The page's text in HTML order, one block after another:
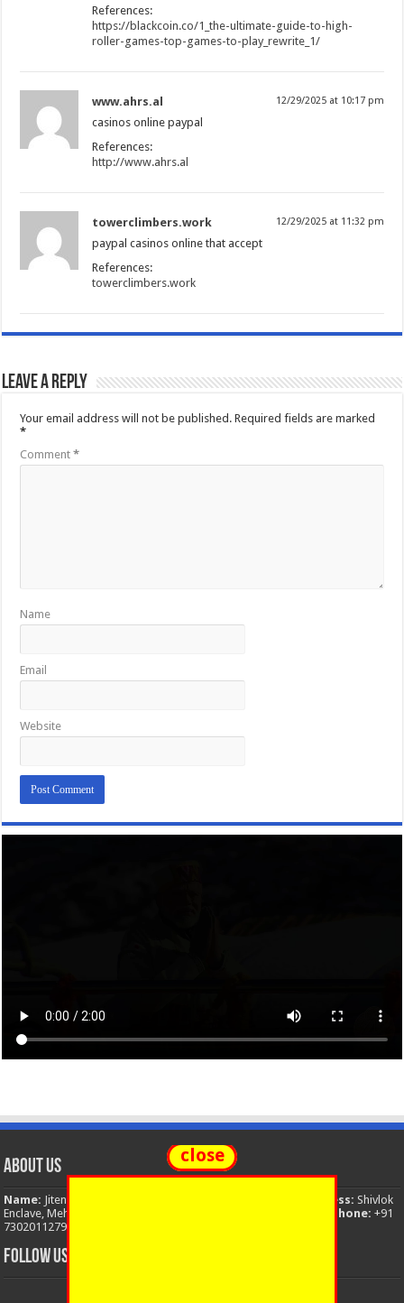
References:
https://blackcoin.co/1_the-ultimate-guide-to-high-
roller-games-top-games-to-play_rewrite_1/
www.ahrs.al 12/29/2025 at 10:17 pm
casinos online paypal
References:
http://www.ahrs.al
towerclimbers.work 12/29/2025 at 11:32 pm
paypal casinos online that accept
References:
towerclimbers.work
Leave a Reply
Your email address will not be published. Required fields are marked
*
Comment*
Name
Email
Website
About Us
Name: Jitendra Singh Address: Shivlok
Enclave, Mehuwala Mafi, Dehradun, Uttarakhand, 248001, India
Phone: +91
7302011279
FOLLOW US
close